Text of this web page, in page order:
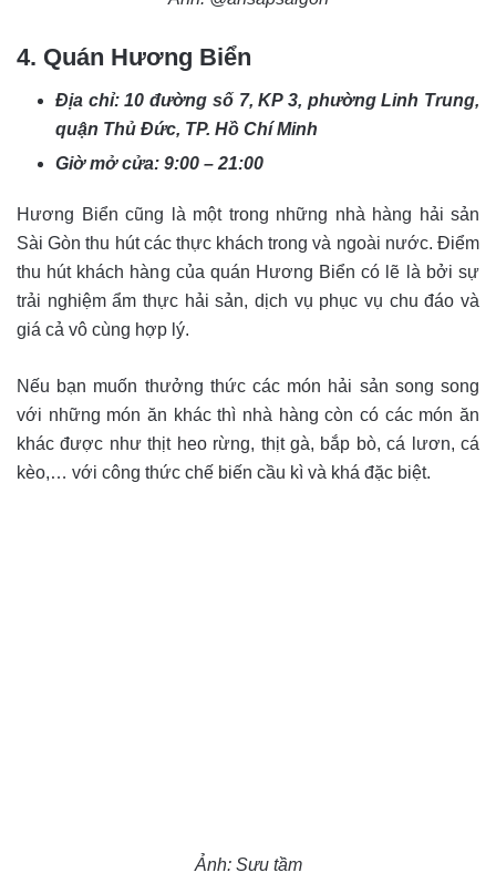
4. Quán Hương Biển
Địa chỉ: 10 đường số 7, KP 3, phường Linh Trung,
quận Thủ Đức, TP. Hồ Chí Minh
Giờ mở cửa: 9:00 – 21:00
Hương Biển cũng là một trong những nhà hàng hải sản
Sài Gòn thu hút các thực khách trong và ngoài nước. Điểm
thu hút khách hàng của quán Hương Biển có lẽ là bởi sự
trải nghiệm ẩm thực hải sản, dịch vụ phục vụ chu đáo và
giá cả vô cùng hợp lý.
Nếu bạn muốn thưởng thức các món hải sản song song
với những món ăn khác thì nhà hàng còn có các món ăn
khác được như thịt heo rừng, thịt gà, bắp bò, cá lươn, cá
kèo,… với công thức chế biến cầu kì và khá đặc biệt.
Ảnh: Sưu tầm